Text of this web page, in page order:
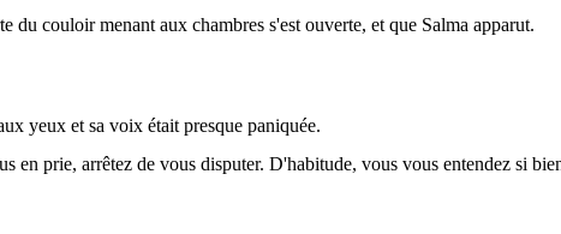
du couloir menant aux chambres s'est ouverte, et que Salma apparut.
yeux et sa voix était presque paniquée.
en prie, arrêtez de vous disputer. D'habitude, vous vous entendez si